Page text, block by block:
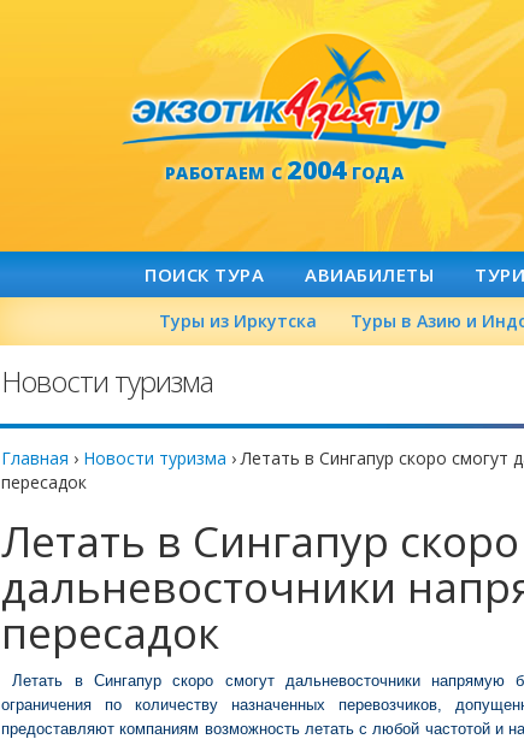
РАБОТАЕМ С2004ГОДА
ПОИСК ТУРА АВИАБИЛЕТЫ
Туры из Иркутска Туры в Азию и
Новости туризма
Главная › Новости туризма › Летать в Сингапур скоро смогут
пересадок
Летать в Сингапур
дальневосточники
пересадок
Летать в Сингапур скоро смогут дальневосточники напрямую
ограничения по количеству назначенных перевозчиков,
предоставляют компаниям возможность летать с любой частотой и